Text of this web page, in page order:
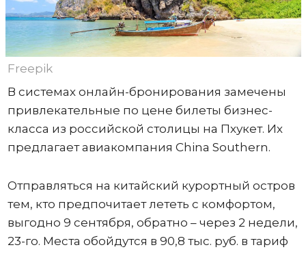
Freepik
В системах онлайн-бронирования замечены
привлекательные по цене билеты бизнес-
класса из российской столицы на Пхукет. Их
предлагает авиакомпания China Southern.
Отправляться на китайский курортный остров
тем, кто предпочитает лететь с комфортом,
выгодно 9 сентября, обратно – через 2 недели,
23-го. Места обойдутся в 90,8 тыс. руб. в тариф